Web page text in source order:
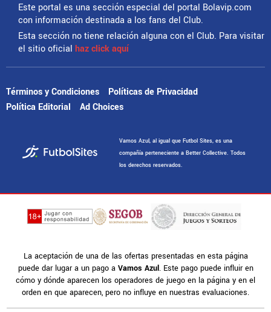
Este portal es una sección especial del portal Bolavip.com
con información destinada a los fans del Club.
Esta sección no tiene relación alguna con el Club. Para visitar
el sitio oficial haz click aquí
Términos y Condiciones
Políticas de Privacidad
Política Editorial
Ad Choices
Vamos Azul, al igual que Futbol Sites, es una
compañía perteneciente a Better Collective. Todos
los derechos reservados.
La aceptación de una de las ofertas presentadas en esta página
puede dar lugar a un pago a Vamos Azul. Este pago puede influir en
cómo y dónde aparecen los operadores de juego en la página y en el
orden en que aparecen, pero no influye en nuestras evaluaciones.